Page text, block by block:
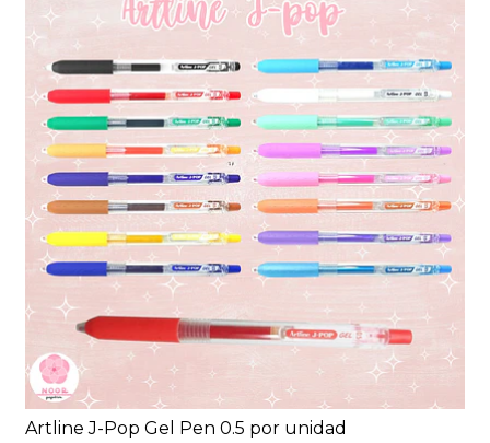
Artline J-Pop Gel Pen 0.5 por unidad